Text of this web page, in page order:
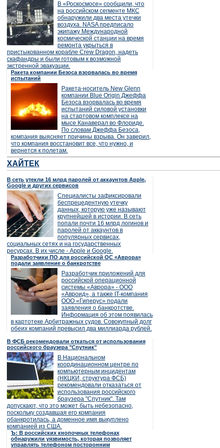
В «Роскосмосе» сообщили, что
на российском сегменте МКС
обнаружили два места утечки
воздуха. NASA предписало
экипажу Международной
космической станции на время
ремонта укрыться в
пристыкованном корабле Crew Dragon, надеть
скафандры и были готовым к возможной
экстренной эвакуации.
Ракета компании Безоса взорвалась во время
испытаний
Ракета-носитель New Glenn
компании Blue Origin Джеффа
Безоса взорвалась во время
испытаний силовой установки
на стартовом комплексе на
мысе Канаверал во Флориде.
По словам Джеффа Безоса,
компания выясняет причины взрыва. Он заверил,
что компания восстановит все, что нужно, и
вернется к полетам.
ХАЙТЕК
В сеть утекли 16 млрд паролей от аккаунтов Apple,
Google и других сервисов
Специалисты зафиксировали
беспрецедентную утечку
данных, которую уже называют
крупнейшей в истории. В сеть
попали почти 16 млрд логинов и
паролей от аккаунтов в
популярных сервисах,
социальных сетях и на государственных
ресурсах. В их числе - Apple и Google.
Разработчики ПО для российской ОС «Аврора»
подали заявление о банкротстве
Разработчик приложений для
российской операционной
системы «Аврора» - ООО
«Авроид», а также IT-компания
ООО «Гиперус» подали
заявления о банкротстве.
Информация об этом появилась
в картотеке Арбитражных судов. Совокупный долг
обеих компаний превысил два миллиарда рублей.
В ФСБ рекомендовали откаться от использования
российского браузера "Спутник"
В Национальном
координационном центре по
компьютерным инцидентам
(НКЦКИ, структура ФСБ)
рекомендовали отказаться от
использования российского
браузера "Спутник". Там
допускают, что это может быть небезопасно,
поскольку создавшая его компания
обанкротилась, а доменное имя выкуплено
компанией из США.
Ъ: В российских кнопочных телефонах
обнаружили уязвимость, которая позволяет
управлять телефоном посторонним